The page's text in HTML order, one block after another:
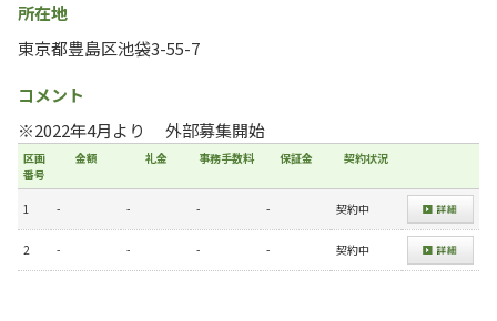
所在地
東京都豊島区池袋3-55-7
コメント
※2022年4月より 外部募集開始
区画
番号
金額 礼金 事務手数料 保証金 契約状況
1 - - - - 契約中
2 - - - - 契約中